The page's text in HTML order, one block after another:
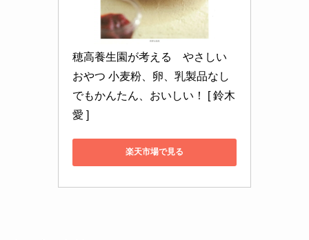
穂高養生園が考える　やさしい
おやつ 小麦粉、卵、乳製品なし
でもかんたん、おいしい！ [ 鈴木
愛 ]
楽天市場で見る